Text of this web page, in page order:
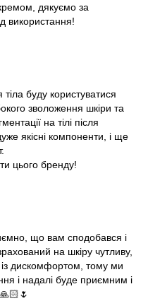
дякуємо за
використання!
буду користуватися
зволоження шкіри та
на тілі після
якісні компоненти, і ще
цього бренду!
що вам сподобався і
на шкіру чутливу,
із дискомфортом, тому ми
і надалі буде приємним і